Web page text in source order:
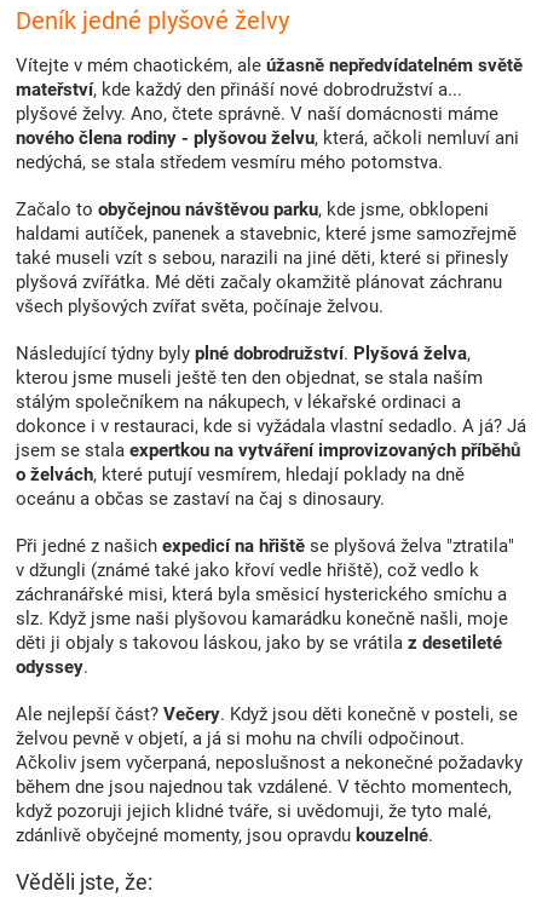
c
í
p
r
v
k
y
v
p
i
s
u
n
Deník jedné plyšové želvy
Vítejte v mém chaotickém, ale úžasně nepředvídatelném světě
mateřství, kde každý den přináší nové dobrodružství a...
plyšové želvy. Ano, čtete správně. V naší domácnosti máme
nového člena rodiny - plyšovou želvu, která, ačkoli nemluví ani
nedýchá, se stala středem vesmíru mého potomstva.
Začalo to obyčejnou návštěvou parku, kde jsme, obklopeni
haldami autíček, panenek a stavebnic, které jsme samozřejmě
také museli vzít s sebou, narazili na jiné děti, které si přinesly
plyšová zvířátka. Mé děti začaly okamžitě plánovat záchranu
všech plyšových zvířat světa, počínaje želvou.
Následující týdny byly plné dobrodružství. Plyšová želva,
kterou jsme museli ještě ten den objednat, se stala naším
stálým společníkem na nákupech, v lékařské ordinaci a
dokonce i v restauraci, kde si vyžádala vlastní sedadlo. A já? Já
jsem se stala expertkou na vytváření improvizovaných příběhů
o želvách, které putují vesmírem, hledají poklady na dně
oceánu a občas se zastaví na čaj s dinosaury.
Při jedné z našich expedicí na hřiště se plyšová želva "ztratila"
v džungli (známé také jako křoví vedle hřiště), což vedlo k
záchranářské misi, která byla směsicí hysterického smíchu a
slz. Když jsme naši plyšovou kamarádku konečně našli, moje
děti ji objaly s takovou láskou, jako by se vrátila z desetileté
odyssey.
Ale nejlepší část? Večery. Když jsou děti konečně v posteli, se
želvou pevně v objetí, a já si mohu na chvíli odpočinout.
Ačkoliv jsem vyčerpaná, neposlušnost a nekonečné požadavky
během dne jsou najednou tak vzdálené. V těchto momentech,
když pozoruji jejich klidné tváře, si uvědomuji, že tyto malé,
zdánlivě obyčejné momenty, jsou opravdu kouzelné.
Věděli jste, že: